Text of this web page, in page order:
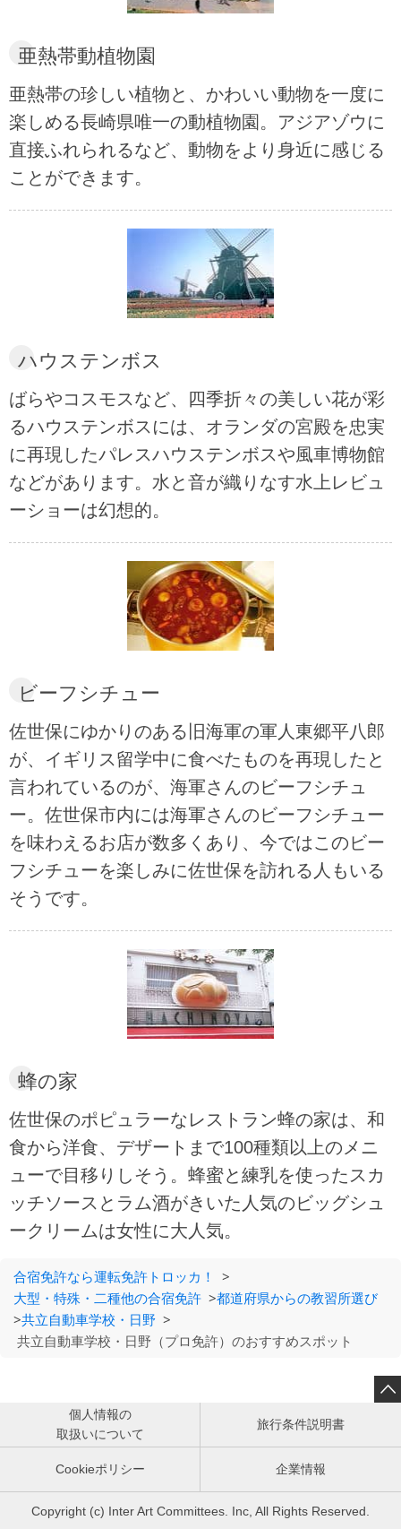
亜熱帯動植物園
亜熱帯の珍しい植物と、かわいい動物を一度に
楽しめる長崎県唯一の動植物園。アジアゾウに
直接ふれられるなど、動物をより身近に感じる
ことができます。
ハウステンボス
ばらやコスモスなど、四季折々の美しい花が彩
るハウステンボスには、オランダの宮殿を忠実
に再現したパレスハウステンボスや風車博物館
などがあります。水と音が織りなす水上レビュ
ーショーは幻想的。
ビーフシチュー
佐世保にゆかりのある旧海軍の軍人東郷平八郎
が、イギリス留学中に食べたものを再現したと
言われているのが、海軍さんのビーフシチュ
ー。佐世保市内には海軍さんのビーフシチュー
を味わえるお店が数多くあり、今ではこのビー
フシチューを楽しみに佐世保を訪れる人もいる
そうです。
蜂の家
佐世保のポピュラーなレストラン蜂の家は、和
食から洋食、デザートまで100種類以上のメニ
ューで目移りしそう。蜂蜜と練乳を使ったスカ
ッチソースとラム酒がきいた人気のビッグシュ
ークリームは女性に大人気。
合宿免許なら運転免許トロッカ！
>
大型・特殊・二種他の合宿免許 >都道府県からの教習所選び
>共立自動車学校・日野 >
共立自動車学校・日野（プロ免許）のおすすめスポット

個人情報の
取扱いについて
旅行条件説明書
Cookieポリシー 企業情報
Copyright (c) Inter Art Committees. Inc, All Rights Reserved.